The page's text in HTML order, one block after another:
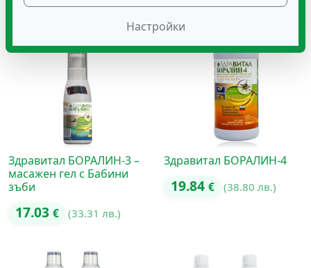
Здравитал БОРАЛИН-3 –
масажен гел с Бабини
зъби
17.03 € (33.31 лв.)
Здравитал БОРАЛИН-4
19.84 € (38.80 лв.)
Настройки